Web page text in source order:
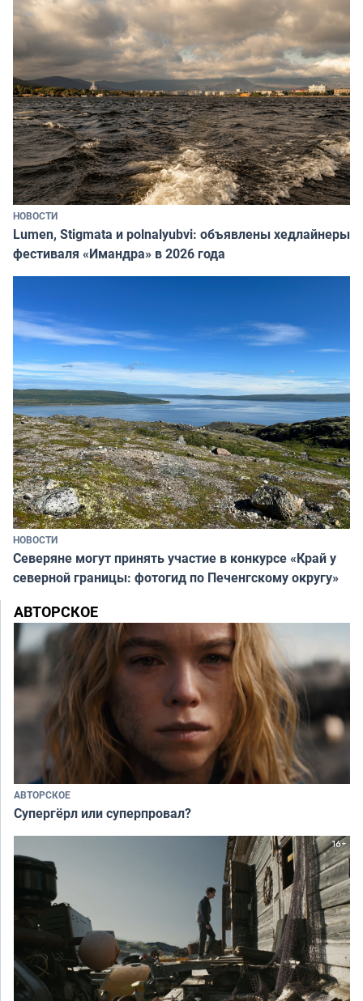
НОВОСТИ
Lumen, Stigmata и polnalyubvi: объявлены хедлайнеры
фестиваля «Имандра» в 2026 года
НОВОСТИ
Северяне могут принять участие в конкурсе «Край у
северной границы: фотогид по Печенгскому округу»
АВТОРСКОЕ
АВТОРСКОЕ
Супергёрл или суперпровал?